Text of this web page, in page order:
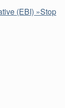
(EBI) »Stop